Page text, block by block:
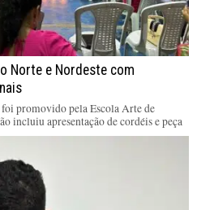
Norte e Nordeste com
promovido pela Escola Arte de
incluiu apresentação de cordéis e peça